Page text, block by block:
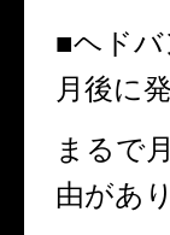
■ヘドバ
月後に
まるで
由があ